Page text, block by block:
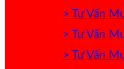
> Tư Vấn
> Tư Vấn
> Tư Vấn